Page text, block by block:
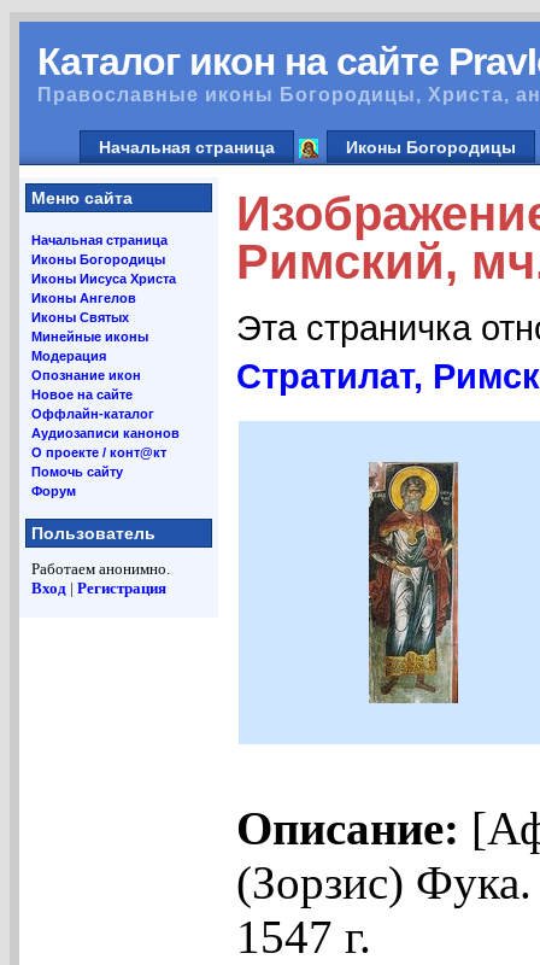
Каталог икон на сайте
Православные иконы Богородицы, Христа,
Начальная страница Иконы Богородицы
Меню сайта
Начальная страница
Иконы Богородицы
Иконы Иисуса Христа
Иконы Ангелов
Иконы Святых
Минейные иконы
Модерация
Опознание икон
Новое на сайте
Оффлайн-каталог
Аудиозаписи канонов
О проекте / конт@кт
Помочь сайту
Форум
Пользователь
Работаем анонимно.
Вход | Регистрация
Римский,
Эта страничка
Стратилат,
Описание:
(Зорзис)
1547 г.